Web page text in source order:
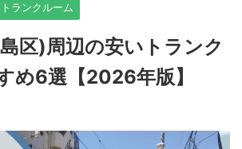
ランクルーム
区)周辺の安いトランク
め6選【2026年版】